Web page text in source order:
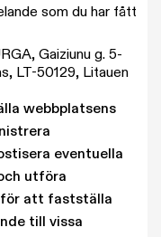
som du har fått
Gaiziunu g. 5-
LT-50129, Litauen
webbplatsens
eventuella
utföra
att fastställa
till vissa